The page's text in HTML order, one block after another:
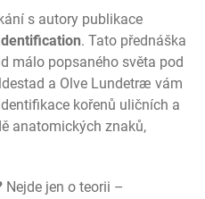
s autory publikace
. Tato přednáška
málo popsaného světa pod
a Olve Lundetræ vám
kořenů uličních a
anatomických znaků,
Nejde jen o teorii –